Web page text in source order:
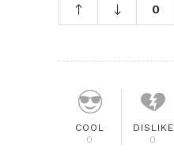
0
COOL
0
DISLIKE
0